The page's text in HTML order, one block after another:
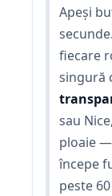
Apeși
fiecare
singură
sau
ploaie
începe
peste